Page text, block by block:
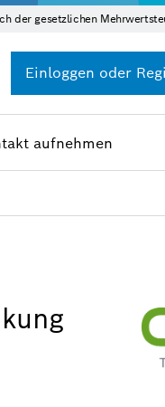
der gesetzlichen
Einloggen oder
aufnehmen